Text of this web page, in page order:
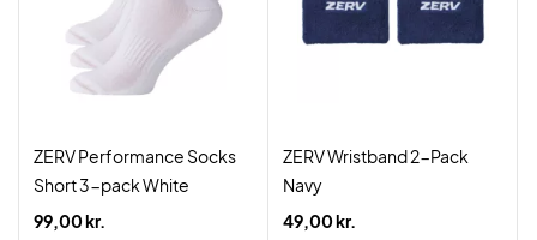
ZERV Performance Socks
Short 3-pack White
99,00 kr.
ZERV Wristband 2-Pack
Navy
49,00 kr.